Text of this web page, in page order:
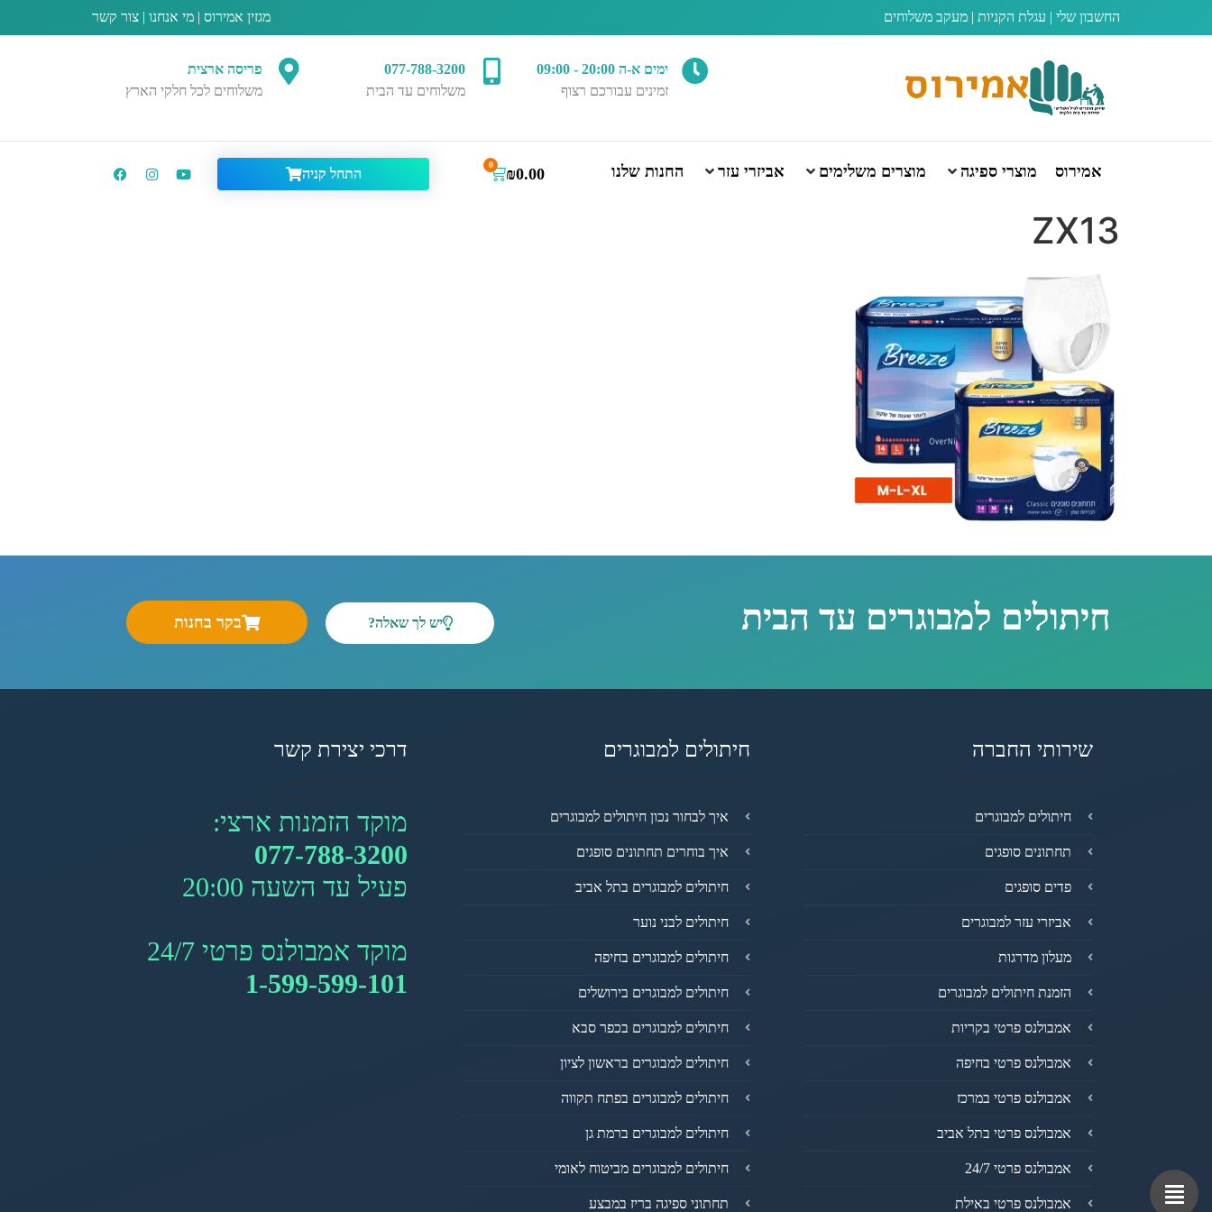
החשבון שלי | עגלת הקניות | מעקב משלוחים מגזין אמירוס | מי אנחנו | צור קשר
ימים א-ה 20:00 - 09:00
זמינים עבורכם רצוף
077-788-3200
משלוחים עד הבית
פריסה ארצית
משלוחים לכל חלקי הארץ
אמירוס מוצרי ספיגה מוצרים משלימים אביזרי עזר החנות שלנו ₪0.00
0
התחל קניה
ZX13
חיתולים למבוגרים עד הבית יש לך שאלה? בקר בחנות
שירותי החברה
חיתולים למבוגרים
תחתונים סופגים
פדים סופגים
אביזרי עזר למבוגרים
מעלון מדרגות
הזמנת חיתולים למבוגרים
אמבולנס פרטי בקריות
אמבולנס פרטי בחיפה
אמבולנס פרטי במרכז
אמבולנס פרטי בתל אביב
אמבולנס פרטי 24/7
אמבולנס פרטי באילת
חיתולים למבוגרים
איך לבחור נכון חיתולים למבוגרים
איך בוחרים תחתונים סופגים
חיתולים למבוגרים בתל אביב
חיתולים לבני נוער
חיתולים למבוגרים בחיפה
חיתולים למבוגרים בירושלים
חיתולים למבוגרים בכפר סבא
חיתולים למבוגרים בראשון לציון
חיתולים למבוגרים בפתח תקווה
חיתולים למבוגרים ברמת גן
חיתולים למבוגרים מביטוח לאומי
תחתוני ספיגה בריז במבצע
דרכי יצירת קשר
מוקד הזמנות ארצי:
077-788-3200
פעיל עד השעה 20:00
מוקד אמבולנס פרטי 24/7
1-599-599-101